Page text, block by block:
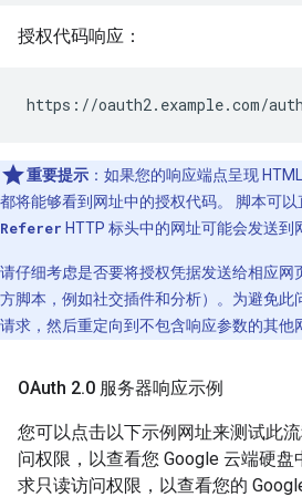
授权代码响应：
https://oauth2.example.com/
重要提示 ：如果您的响应端点呈现
都将能够看到网址中的授权代码。 脚本可以
Referer HTTP 标头中的网址可能会发送到
请仔细考虑是否要将授权凭据发送给相应网
方脚本，例如社交插件和分析）。为避免此
请求，然后重定向到不包含响应参数的其他
OAuth 2.0 服务器响应示例
您可以点击以下示例网址来测试此
问权限，以查看您 Google 云端硬
求只读访问权限，以查看您的